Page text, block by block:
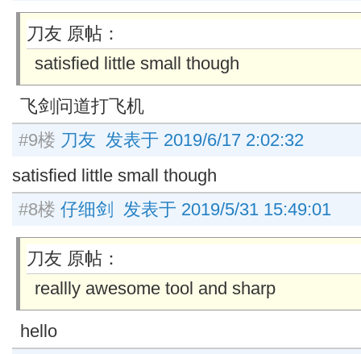
刀友 原帖：
satisfied little small though
飞剑问道打飞机
#9楼 刀友 发表于 2019/6/17 2:02:32
satisfied little small though
#8楼 仔细剑 发表于 2019/5/31 15:49:01
刀友 原帖：
reallly awesome tool and sharp
hello